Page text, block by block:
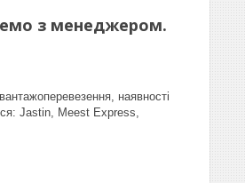
з менеджером.
наявності
Jastin, Meest Express,